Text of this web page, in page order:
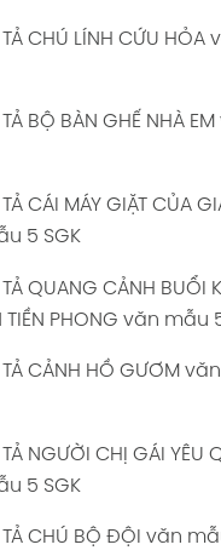
CHÚ LÍNH CỨU HỎA
BỘ BÀN GHẾ NHÀ
CÁI MÁY GIẶT CỦA
5 SGK
QUANG CẢNH BUỔI
TIỀN PHONG văn mẫu
CẢNH HỒ GƯƠM
NGƯỜI CHỊ GÁI YÊU
5 SGK
CHÚ BỘ ĐỘI văn